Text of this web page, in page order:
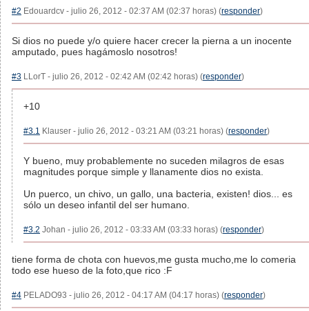
#2 Edouardcv - julio 26, 2012 - 02:37 AM (02:37 horas) (responder)
Si dios no puede y/o quiere hacer crecer la pierna a un inocente
amputado, pues hagámoslo nosotros!
#3 LLorT - julio 26, 2012 - 02:42 AM (02:42 horas) (responder)
+10
#3.1 Klauser - julio 26, 2012 - 03:21 AM (03:21 horas) (responder)
Y bueno, muy probablemente no suceden milagros de esas
magnitudes porque simple y llanamente dios no exista.
Un puerco, un chivo, un gallo, una bacteria, existen! dios... es
sólo un deseo infantil del ser humano.
#3.2 Johan - julio 26, 2012 - 03:33 AM (03:33 horas) (responder)
tiene forma de chota con huevos,me gusta mucho,me lo comeria
todo ese hueso de la foto,que rico :F
#4 PELADO93 - julio 26, 2012 - 04:17 AM (04:17 horas) (responder)